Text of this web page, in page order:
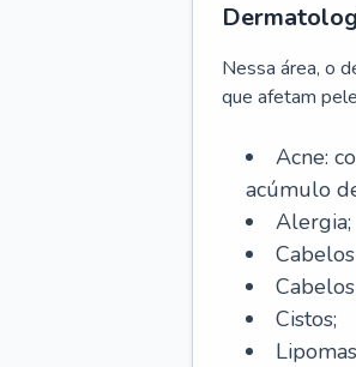
Nessa área, o
que afetam
Acne:
acúmulo
Alergia;
Cistos;